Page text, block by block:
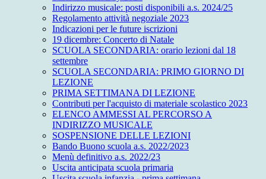
Indirizzo musicale: posti disponibili a.s. 2024/25
Regolamento attività negoziale 2023
Indicazioni per le future iscrizioni
19 dicembre: Concerto di Natale
SCUOLA SECONDARIA: orario lezioni dal 18
settembre
SCUOLA SECONDARIA: PRIMO GIORNO DI
LEZIONE
PRIMA SETTIMANA DI LEZIONE
Contributi per l'acquisto di materiale scolastico 2023
ELENCO AMMESSI AL PERCORSO A
INDIRIZZO MUSICALE
SOSPENSIONE DELLE LEZIONI
Bando Buono scuola a.s. 2022/2023
Menù definitivo a.s. 2022/23
Uscita anticipata scuola primaria